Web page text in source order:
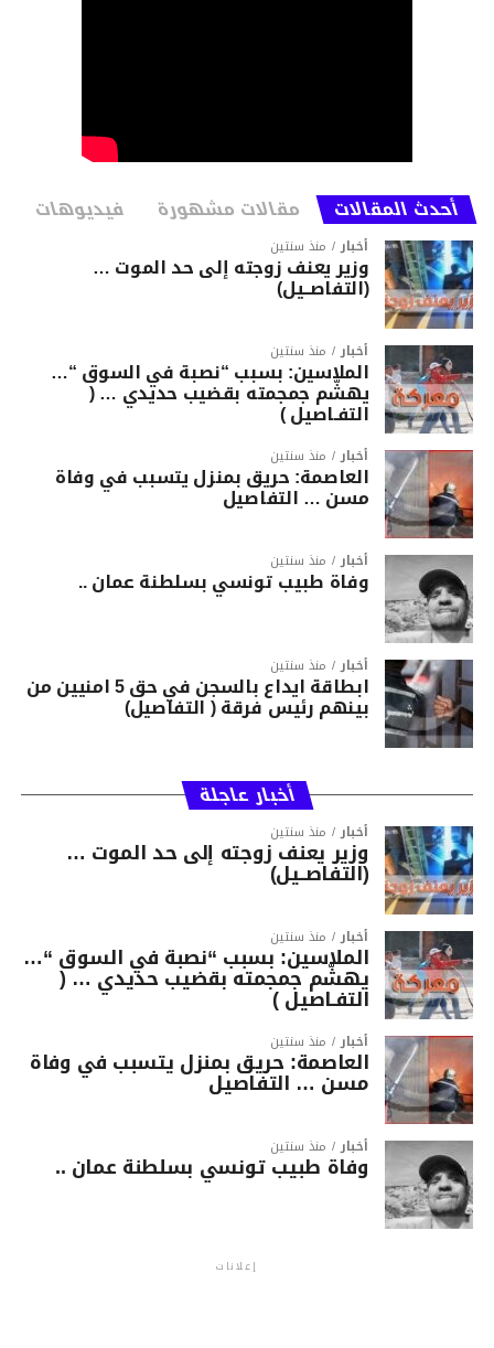
أحدث المقالات مقالات مشهورة فيديوهات
أخبار منذ سنتين
وزير يعنف زوجته إلى حد الموت …
(التفاصــيل)
أخبار منذ سنتين
الملاسين: بسبب “نصبة في السوق “…
يهشّم جمجمته بقضيب حديدي … (
التفـاصيل )
أخبار منذ سنتين
العاصمة: حريق بمنزل يتسبب في وفاة
مسن … التفاصيل
أخبار منذ سنتين
وفاة طبيب تونسي بسلطنة عمان ..
أخبار منذ سنتين
ابطاقة ايداع بالسجن في حق 5 امنيين من
بينهم رئيس فرقة ( التفاصيل)
أخبار عاجلة
أخبار منذ سنتين
وزير يعنف زوجته إلى حد الموت …
(التفاصــيل)
أخبار منذ سنتين
الملاسين: بسبب “نصبة في السوق “…
يهشّم جمجمته بقضيب حديدي … (
التفـاصيل )
أخبار منذ سنتين
العاصمة: حريق بمنزل يتسبب في وفاة
مسن … التفاصيل
أخبار منذ سنتين
وفاة طبيب تونسي بسلطنة عمان ..
إعلانات